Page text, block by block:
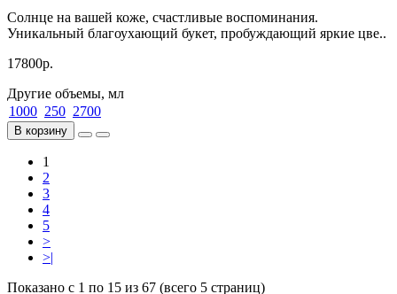
Cолнце на вашей коже, счастливые воспоминания.
Уникальный благоухающий букет, пробуждающий яркие цве..
17800р.
Другие объемы, мл
1000 250 2700
В корзину
1
2
3
4
5
>
>|
Показано с 1 по 15 из 67 (всего 5 страниц)